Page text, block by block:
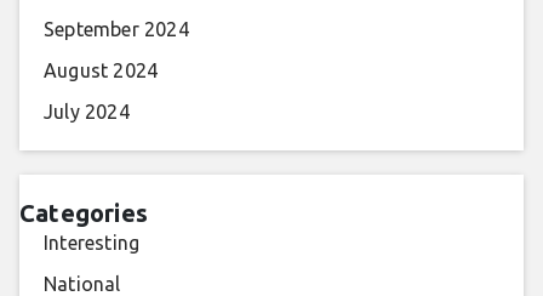
September 2024
August 2024
July 2024
Categories
Interesting
National